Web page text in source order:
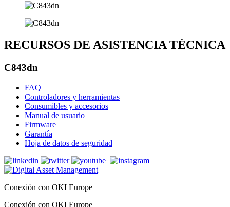
RECURSOS DE ASISTENCIA TÉCNICA
C843dn
FAQ
Controladores y herramientas
Consumibles y accesorios
Manual de usuario
Firmware
Garantía
Hoja de datos de seguridad
Conexión con OKI Europe
Conexión con OKI Europe